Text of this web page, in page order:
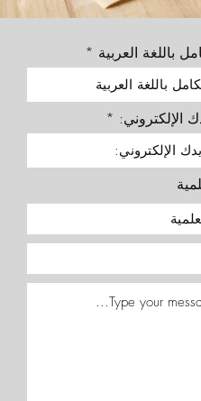
باللغة العربية
الإلكتروني: